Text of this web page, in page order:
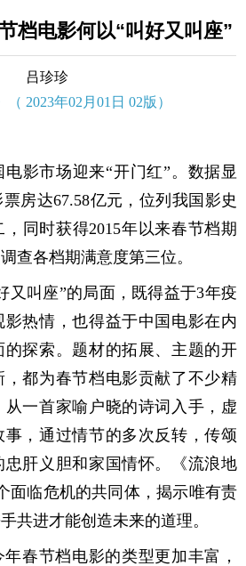
档电影何以“叫好又叫座”
吕珍珍
（ 2023年02月01日 02版）
市场迎来“开门红”。数据显
房达67.58亿元，位列我国影史
同时获得2015年以来春节档期
查各档期满意度第三位。
叫座”的局面，既得益于3年疫
热情，也得益于中国电影在内
探索。题材的拓展、主题的开
都为春节档电影贡献了不少精
一首家喻户晓的诗词入手，虚
，通过情节的多次反转，传颂
肝义胆和家国情怀。《流浪地
面临危机的共同体，揭示唯有责
共进才能创造未来的道理。
节档电影的类型更加丰富，